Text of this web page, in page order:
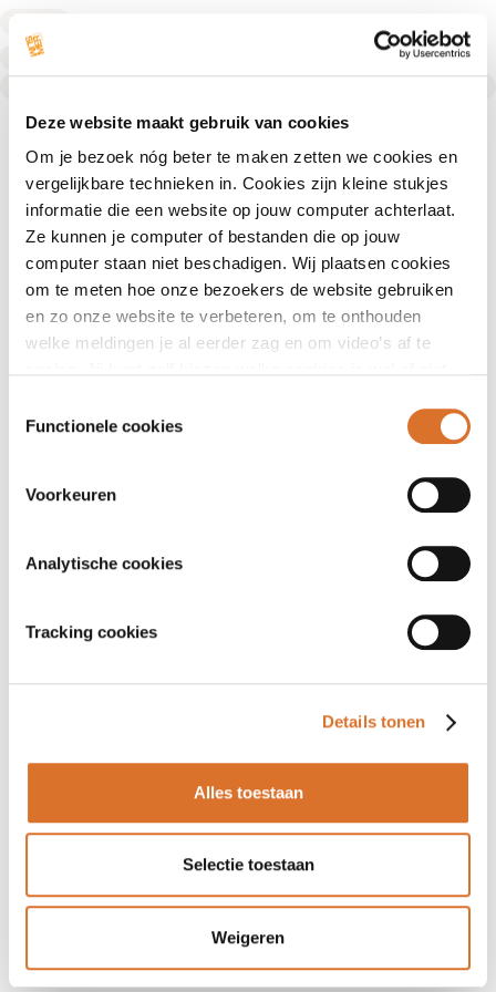
Deze website maakt gebruik van cookies
Om je bezoek nóg beter te maken zetten we cookies en
vergelijkbare technieken in. Cookies zijn kleine stukjes
informatie die een website op jouw computer achterlaat.
Ze kunnen je computer of bestanden die op jouw
computer staan niet beschadigen. Wij plaatsen cookies
om te meten hoe onze bezoekers de website gebruiken
en zo onze website te verbeteren, om te onthouden
welke meldingen je al eerder zag en om video’s af te
Functionele cookies
Voorkeuren
Analytische cookies
Tracking cookies
Details tonen
Alles toestaan
Selectie toestaan
Weigeren
Diëtist
Diëtist